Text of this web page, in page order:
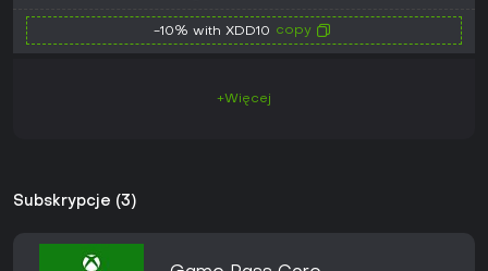
-10% with XDD10 copy
+Więcej
Subskrypcje (3)